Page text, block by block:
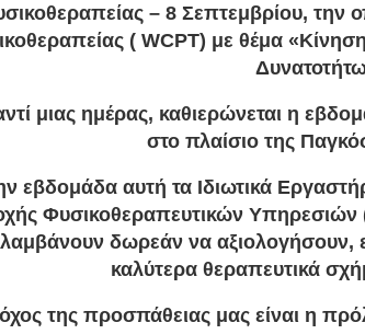
– 8 Σεπτεμβρίου, την
( WCPT) με θέμα
μιας ημέρας, καθιερώνεται η
στο πλαίσιο της
εβδομάδα αυτή τα Ιδιωτικά
Φυσικοθεραπευτικών
δωρεάν να αξιολογήσουν,
καλύτερα θεραπευτικά
της προσπάθειας μας είναι η